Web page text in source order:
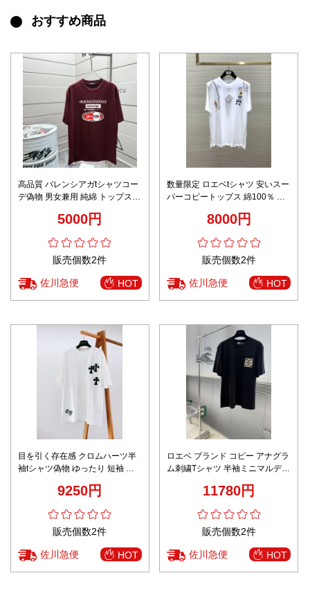
おすすめ商品
高品質 バレンシアガtシャツコー
デ偽物 男女兼用 純綿 トップス
5000円
販売個数2件
佐川急便 HOT
数量限定 ロエベtシャツ 安いスー
パーコピートップス 綿100％ 半
8000円
販売個数2件
佐川急便 HOT
目を引く存在感 クロムハーツ半
袖tシャツ偽物 ゆったり 短袖 プ
9250円
販売個数2件
佐川急便 HOT
ロエベ ブランド コピー アナグラ
ム刺繍Tシャツ 半袖ミニマルデザ
11780円
販売個数2件
佐川急便 HOT